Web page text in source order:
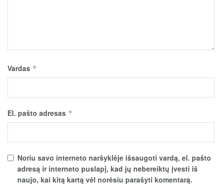
Vardas *
El. pašto adresas *
Noriu savo interneto naršyklėje išsaugoti vardą, el. pašto
adresą ir interneto puslapį, kad jų nebereiktų įvesti iš
naujo, kai kitą kartą vėl norėsiu parašyti komentarą.